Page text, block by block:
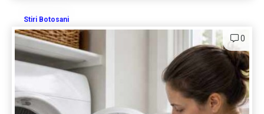
Stiri Botosani
0